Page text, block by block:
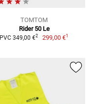
TOMTOM
Rider 50 Le
PVC 349,00 €2 299,00 €1